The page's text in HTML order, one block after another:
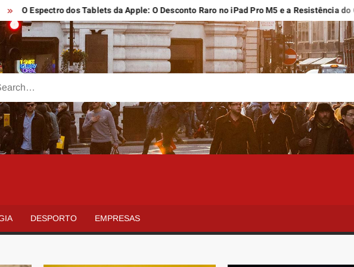
dos Tablets da Apple: O Desconto Raro no iPad Pro M5 e a Resistência do Clássico
DESPORTO EMPRESAS